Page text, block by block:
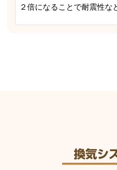
２倍になることで耐震性な
換気シ